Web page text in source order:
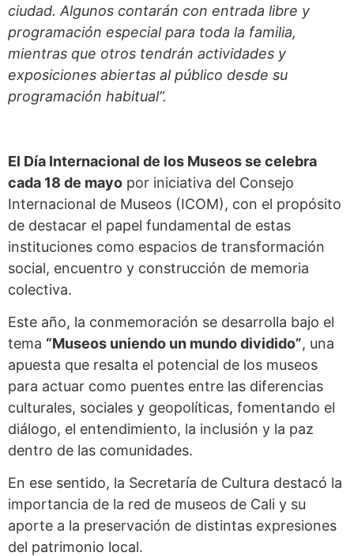
ciudad. Algunos contarán con entrada libre y
programación especial para toda la familia,
mientras que otros tendrán actividades y
exposiciones abiertas al público desde su
programación habitual”.
El Día Internacional de los Museos se celebra
cada 18 de mayo por iniciativa del Consejo
Internacional de Museos (ICOM), con el propósito
de destacar el papel fundamental de estas
instituciones como espacios de transformación
social, encuentro y construcción de memoria
colectiva.
Este año, la conmemoración se desarrolla bajo el
tema “Museos uniendo un mundo dividido”, una
apuesta que resalta el potencial de los museos
para actuar como puentes entre las diferencias
culturales, sociales y geopolíticas, fomentando el
diálogo, el entendimiento, la inclusión y la paz
dentro de las comunidades.
En ese sentido, la Secretaría de Cultura destacó la
importancia de la red de museos de Cali y su
aporte a la preservación de distintas expresiones
del patrimonio local.